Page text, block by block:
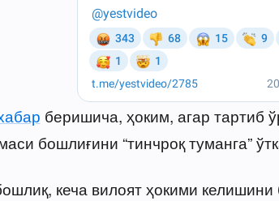
беришича, ҳоким, агар тартиб
бошлиғини “тинчроқ туманга”
кеча вилоят ҳокими